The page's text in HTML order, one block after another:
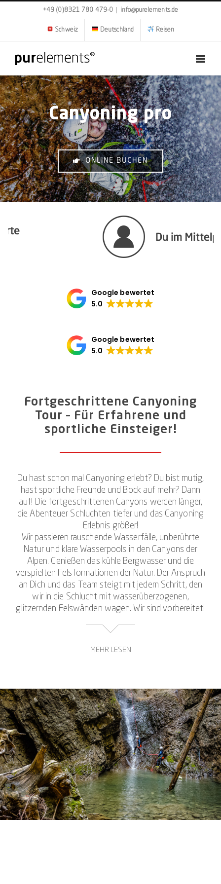
Inhalt
+49 (0)8321 780 479-0 info@purelements.de
Schweiz Deutschland Reisen
Canyoning pro
ONLINE BUCHEN
Google bewertet
5.0
Google bewertet
5.0
Fortgeschrittene Canyoning
Tour – Für Erfahrene und
sportliche Einsteiger!
Du hast schon mal Canyoning erlebt? Du bist mutig,
hast sportliche Freunde und Bock auf mehr? Dann
auf! Die fortgeschrittenen Canyons werden länger,
die Abenteuer Schluchten tiefer und das Canyoning
Erlebnis größer!
Wir passieren rauschende Wasserfälle, unberührte
Natur und klare Wasserpools in den Canyons der
Alpen. Genießen das kühle Bergwasser und die
verspielten Felsformationen der Natur. Der Anspruch
an Dich und das Team steigt mit jedem Schritt, den
wir in die Schlucht mit wasserüberzogenen,
glitzernden Felswänden wagen. Wir sind vorbereitet!
MEHR LESEN
alle diese Eindrücke in reinster Form in uns
aufzunehmen. Auch als sportlicher Einsteiger gelingt
so ein eindrücklicher Einstieg ins Canyoning, denn
wie immer sind alle Sprünge und Rutschpassagen
optional und können abgeseilt werden.
Unsere Canyoning Action- und Abenteuertouren in
Bayern, im Kleinwalsertal, im Tannheimer Tal, im
Lechtal und in Vorarlberg eignen sich optimal als
Weiterführung zumLevel basicund für sportliche
Einsteiger. Als höchstes Einstiegslevel ist Canyoning